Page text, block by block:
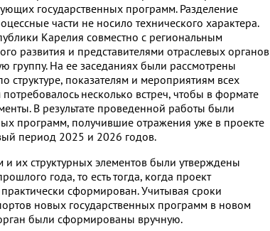
государственных программ. Разделение
части не носило технического характера.
Карелия совместно с региональным
развития и представителями отраслевых органов
группу. На ее заседаниях были рассмотрены
структуре, показателям и мероприятиям всех
несколько встреч, чтобы в формате
В результате проведенной работы были
программ, получившие отражения уже в проекте
период 2025 и 2026 годов.
их структурных элементов были утверждены
года, то есть тогда, когда проект
сформирован. Учитывая сроки
новых государственных программ в новом
были сформированы вручную.